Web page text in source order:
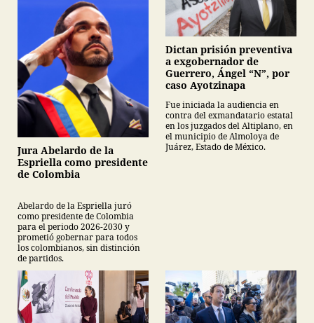
Jura Abelardo de la
Espriella como presidente
de Colombia
Abelardo de la Espriella juró
como presidente de Colombia
para el periodo 2026-2030 y
prometió gobernar para todos
los colombianos, sin distinción
de partidos.
Dictan prisión preventiva
a exgobernador de
Guerrero, Ángel “N”, por
caso Ayotzinapa
Fue iniciada la audiencia en
contra del exmandatario estatal
en los juzgados del Altiplano, en
el municipio de Almoloya de
Juárez, Estado de México.